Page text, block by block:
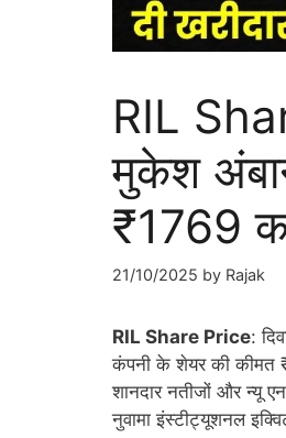
RIL
मुकेश
₹1769
21/10/2025 by Rajak
RIL Share Price:
कंपनी के शेयर की कीमत
शानदार नतीजों और न्यू
नुवामा इंस्टीट्यूशनल